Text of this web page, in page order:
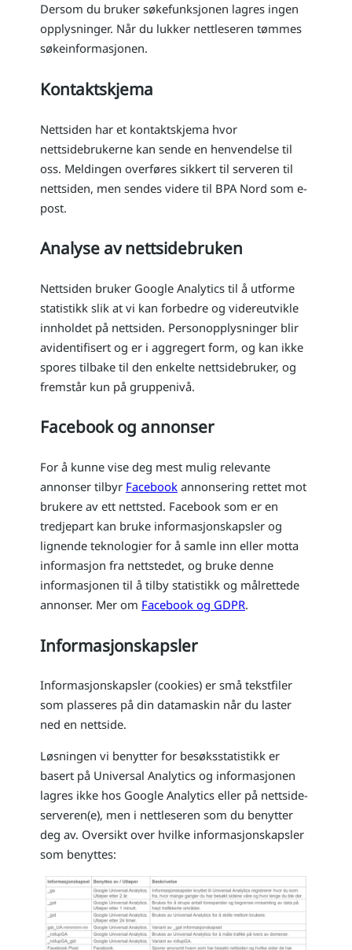
Dersom du bruker søkefunksjonen lagres ingen
opplysninger. Når du lukker nettleseren tømmes
søkeinformasjonen.
Kontaktskjema
Nettsiden har et kontaktskjema hvor
nettsidebrukerne kan sende en henvendelse til
oss. Meldingen overføres sikkert til serveren til
nettsiden, men sendes videre til BPA Nord som e-
post.
Analyse av nettsidebruken
Nettsiden bruker Google Analytics til å utforme
statistikk slik at vi kan forbedre og videreutvikle
innholdet på nettsiden. Personopplysninger blir
avidentifisert og er i aggregert form, og kan ikke
spores tilbake til den enkelte nettsidebruker, og
fremstår kun på gruppenivå.
Facebook og annonser
For å kunne vise deg mest mulig relevante
annonser tilbyr Facebookannonsering rettet mot
brukere av ett nettsted. Facebook som er en
tredjepart kan bruke informasjonskapsler og
lignende teknologier for å samle inn eller motta
informasjon fra nettstedet, og bruke denne
informasjonen til å tilby statistikk og målrettede
annonser. Mer om Facebook og GDPR.
Informasjonskapsler
Informasjonskapsler (cookies) er små tekstfiler
som plasseres på din datamaskin når du laster
ned en nettside.
Løsningen vi benytter for besøksstatistikk er
basert på Universal Analytics og informasjonen
lagres ikke hos Google Analytics eller på nettside-
serveren(e), men i nettleseren som du benytter
deg av. Oversikt over hvilke informasjonskapsler
som benyttes: